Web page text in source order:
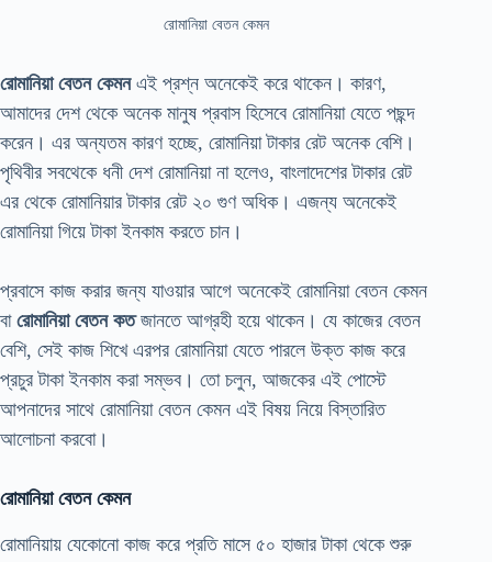
রোমানিয়া বেতন কেমন
রোমানিয়া বেতন কেমনএই প্রশ্ন অনেকেই করে থাকেন। কারণ,
আমাদের দেশ থেকে অনেক মানুষ প্রবাস হিসেবে রোমানিয়া যেতে পছন্দ
করেন। এর অন্যতম কারণ হচ্ছে, রোমানিয়া টাকার রেট অনেক বেশি।
পৃথিবীর সবথেকে ধনী দেশ রোমানিয়া না হলেও, বাংলাদেশের টাকার রেট
এর থেকে রোমানিয়ার টাকার রেট ২০ গুণ অধিক। এজন্য অনেকেই
রোমানিয়া গিয়ে টাকা ইনকাম করতে চান।
প্রবাসে কাজ করার জন্য যাওয়ার আগে অনেকেই রোমানিয়া বেতন কেমন
বা রোমানিয়া বেতন কতজানতে আগ্রহী হয়ে থাকেন। যে কাজের বেতন
বেশি, সেই কাজ শিখে এরপর রোমানিয়া যেতে পারলে উক্ত কাজ করে
প্রচুর টাকা ইনকাম করা সম্ভব। তো চলুন, আজকের এই পোস্টে
আপনাদের সাথে রোমানিয়া বেতন কেমন এই বিষয় নিয়ে বিস্তারিত
আলোচনা করবো।
রোমানিয়া বেতন কেমন
রোমানিয়ায় যেকোনো কাজ করে প্রতি মাসে ৫০ হাজার টাকা থেকে শুরু